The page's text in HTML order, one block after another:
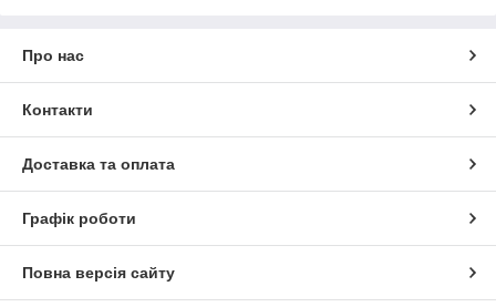
Про нас
Контакти
Доставка та оплата
Графік роботи
Повна версія сайту